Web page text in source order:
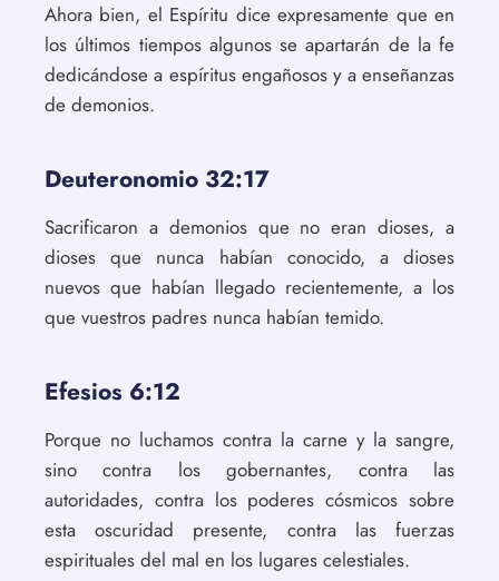
Ahora bien, el Espíritu dice expresamente que en
los últimos tiempos algunos se apartarán de la fe
dedicándose a espíritus engañosos y a enseñanzas
de demonios.
Deuteronomio 32:17
Sacrificaron a demonios que no eran dioses, a
dioses que nunca habían conocido, a dioses
nuevos que habían llegado recientemente, a los
que vuestros padres nunca habían temido.
Efesios 6:12
Porque no luchamos contra la carne y la sangre,
sino contra los gobernantes, contra las
autoridades, contra los poderes cósmicos sobre
esta oscuridad presente, contra las fuerzas
espirituales del mal en los lugares celestiales.